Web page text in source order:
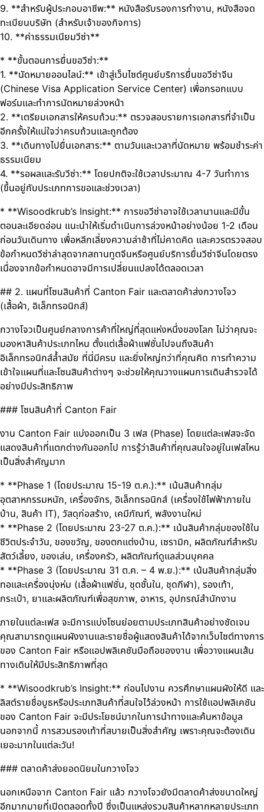
9. **สำหรับผู้ประกอบอาชีพ:** หนังสือรับรองการทำงาน, หนังสือจด
ทะเบียนบริษัท (สำหรับเจ้าของกิจการ)
10. **ค่าธรรมเนียมวีซ่า**
* **ขั้นตอนการยื่นขอวีซ่า:**
1. **นัดหมายออนไลน์:** เข้าสู่เว็บไซต์ศูนย์บริการยื่นขอวีซ่าจีน
(Chinese Visa Application Service Center) เพื่อกรอกแบบ
ฟอร์มและทำการนัดหมายล่วงหน้า
2. **เตรียมเอกสารให้ครบถ้วน:** ตรวจสอบรายการเอกสารที่จำเป็น
อีกครั้งให้แน่ใจว่าครบถ้วนและถูกต้อง
3. **เดินทางไปยื่นเอกสาร:** ตามวันและเวลาที่นัดหมาย พร้อมชำระค่า
ธรรมเนียม
4. **รอผลและรับวีซ่า:** โดยปกติจะใช้เวลาประมาณ 4-7 วันทำการ
(ขึ้นอยู่กับประเภทการขอและช่วงเวลา)
* **Wisoodkrub’s Insight:** การขอวีซ่าอาจใช้เวลานานและมีขั้น
ตอนละเอียดอ่อน แนะนำให้เริ่มดำเนินการล่วงหน้าอย่างน้อย 1-2 เดือน
ก่อนวันเดินทาง เพื่อหลีกเลี่ยงความล่าช้าที่ไม่คาดคิด และควรตรวจสอบ
ข้อกำหนดวีซ่าล่าสุดจากสถานทูตจีนหรือศูนย์บริการยื่นวีซ่าจีนโดยตรง
เนื่องจากข้อกำหนดอาจมีการเปลี่ยนแปลงได้ตลอดเวลา
## 2. แผนที่โซนสินค้าที่ Canton Fair และตลาดค้าส่งกวางโจว
(เสื้อผ้า, อิเล็กทรอนิกส์)
กวางโจวเป็นศูนย์กลางการค้าที่ใหญ่ที่สุดแห่งหนึ่งของโลก ไม่ว่าคุณจะ
มองหาสินค้าประเภทไหน ตั้งแต่เสื้อผ้าแฟชั่นไปจนถึงสินค้า
อิเล็กทรอนิกส์ล้ำสมัย ที่นี่มีครบ และยิ่งใหญ่กว่าที่คุณคิด การทำความ
เข้าใจแผนที่และโซนสินค้าต่างๆ จะช่วยให้คุณวางแผนการเดินสำรวจได้
อย่างมีประสิทธิภาพ
### โซนสินค้าที่ Canton Fair
งาน Canton Fair แบ่งออกเป็น 3 เฟส (Phase) โดยแต่ละเฟสจะจัด
แสดงสินค้าที่แตกต่างกันออกไป การรู้ว่าสินค้าที่คุณสนใจอยู่ในเฟสไหน
เป็นสิ่งสำคัญมาก
* **Phase 1 (โดยประมาณ 15-19 ต.ค.):** เน้นสินค้ากลุ่ม
อุตสาหกรรมหนัก, เครื่องจักร, อิเล็กทรอนิกส์ (เครื่องใช้ไฟฟ้าภายใน
บ้าน, สินค้า IT), วัสดุก่อสร้าง, เคมีภัณฑ์, พลังงานใหม่
* **Phase 2 (โดยประมาณ 23-27 ต.ค.):** เน้นสินค้ากลุ่มของใช้ใน
ชีวิตประจำวัน, ของขวัญ, ของตกแต่งบ้าน, เซรามิก, ผลิตภัณฑ์สำหรับ
สัตว์เลี้ยง, ของเล่น, เครื่องครัว, ผลิตภัณฑ์ดูแลส่วนบุคคล
* **Phase 3 (โดยประมาณ 31 ต.ค. – 4 พ.ย.):** เน้นสินค้ากลุ่มสิ่ง
ทอและเครื่องนุ่งห่ม (เสื้อผ้าแฟชั่น, ชุดชั้นใน, ชุดกีฬา), รองเท้า,
กระเป๋า, ยาและผลิตภัณฑ์เพื่อสุขภาพ, อาหาร, อุปกรณ์สำนักงาน
ภายในแต่ละเฟส จะมีการแบ่งโซนย่อยตามประเภทสินค้าอย่างชัดเจน
คุณสามารถดูแผนผังงานและรายชื่อผู้แสดงสินค้าได้จากเว็บไซต์ทางการ
ของ Canton Fair หรือแอปพลิเคชันมือถือของงาน เพื่อวางแผนเส้น
ทางเดินให้มีประสิทธิภาพที่สุด
* **Wisoodkrub’s Insight:** ก่อนไปงาน ควรศึกษาแผนผังให้ดี และ
ลิสต์รายชื่อบูธหรือประเภทสินค้าที่สนใจไว้ล่วงหน้า การใช้แอปพลิเคชัน
ของ Canton Fair จะมีประโยชน์มากในการนำทางและค้นหาข้อมูล
นอกจากนี้ การสวมรองเท้าที่สบายเป็นสิ่งสำคัญ เพราะคุณจะต้องเดิน
เยอะมากในแต่ละวัน!
### ตลาดค้าส่งยอดนิยมในกวางโจว
นอกเหนือจาก Canton Fair แล้ว กวางโจวยังมีตลาดค้าส่งขนาดใหญ่
อีกมากมายที่เปิดตลอดทั้งปี ซึ่งเป็นแหล่งรวมสินค้าหลากหลายประเภท